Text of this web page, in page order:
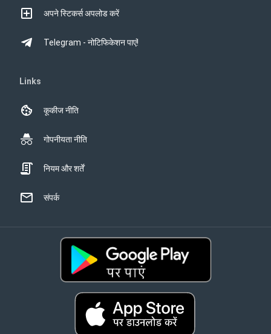
अपने स्टिकर्स अपलोड करें
Telegram - नोटिफिकेशन पाएं!
Links
कूकीज नीति
गोपनीयता नीति
नियम और शर्तें
संपर्क